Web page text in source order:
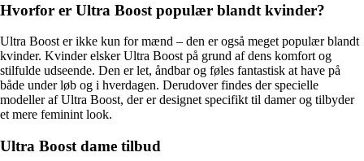
Hvorfor er Ultra Boost populær blandt kvinder?
Ultra Boost er ikke kun for mænd – den er også meget populær blandt
kvinder. Kvinder elsker Ultra Boost på grund af dens komfort og
stilfulde udseende. Den er let, åndbar og føles fantastisk at have på
både under løb og i hverdagen. Derudover findes der specielle
modeller af Ultra Boost, der er designet specifikt til damer og tilbyder
et mere feminint look.
Ultra Boost dame tilbud